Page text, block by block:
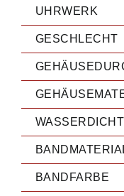
UHRWERK
GESCHLECHT
BANDFARBE